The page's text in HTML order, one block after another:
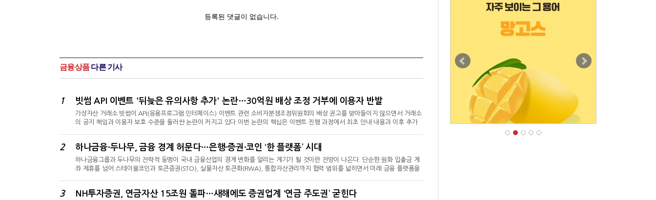
금융상품다른 기사
1 빗썸 API 이벤트 '뒤늦은 유의사항 추가' 논란…30억원 배상 조정 거부에 이용자 반발
가상자산 거래소 빗썸이 API(응용프로그램 인터페이스) 이벤트 관련 소비자분쟁조정위원회의 배상 권고를 받아들이지 않으면서 거래소
의 공지 책임과 이용자 보호 수준을 둘러싼 논란이 커지고 있다.이번 논란의 핵심은 이벤트 진행 과정에서 최초 안내 내용과 이후 추가
상으로 거래 수수료 전액 페이백과 API 연동 지원금 10만원을 제공하는 이벤트를 진행했다.당시 이벤트
2 하나금융·두나무, 금융 경계 허문다…은행·증권·코인 ‘한 플랫폼’ 시대
하나금융그룹과 두나무의 전략적 동맹이 국내 금융산업의 경계 변화를 알리는 계기가 될 것이란 전망이 나온다. 단순한 원화 입출금 계
좌 제휴를 넘어 스테이블코인과 토큰증권(STO), 실물자산 토큰화(RWA), 통합자산관리까지 협력 범위를 넓히면서 미래 금융 플랫폼을
김형년 두나무 부회장 등이 참석한 자리에선 디지털 금융 생태계 구축을 위한 공동 비전과 협업 확대 방
3 NH투자증권, 연금자산 15조원 돌파…새해에도 증권업계 ‘연금 주도권’ 굳힌다